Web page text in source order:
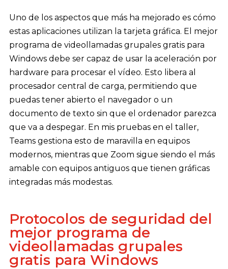
Uno de los aspectos que más ha mejorado es cómo
estas aplicaciones utilizan la tarjeta gráfica. El mejor
programa de videollamadas grupales gratis para
Windows debe ser capaz de usar la aceleración por
hardware para procesar el vídeo. Esto libera al
procesador central de carga, permitiendo que
puedas tener abierto el navegador o un
documento de texto sin que el ordenador parezca
que va a despegar. En mis pruebas en el taller,
Teams gestiona esto de maravilla en equipos
modernos, mientras que Zoom sigue siendo el más
amable con equipos antiguos que tienen gráficas
integradas más modestas.
Protocolos de seguridad del
mejor programa de
videollamadas grupales
gratis para Windows